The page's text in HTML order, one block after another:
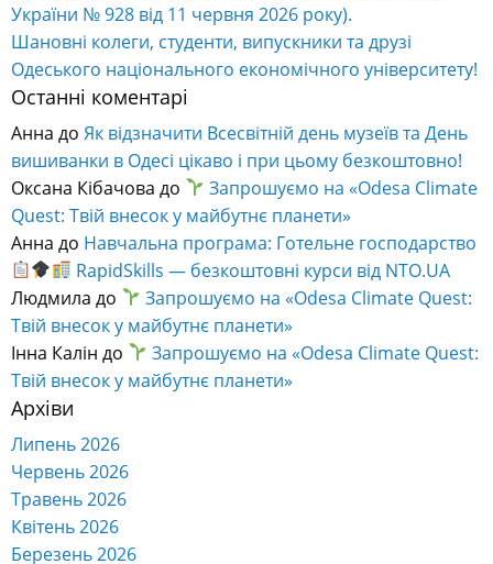
України № 928 від 11 червня 2026 року).
Шановні колеги, студенти, випускники та друзі
Одеського національного економічного університету!
Останні коментарі
Анна до Як відзначити Всесвітній день музеїв та День
вишиванки в Одесі цікаво і при цьому безкоштовно!
Оксана Кібачова до
Запрошуємо на «Odesa Climate
Quest: Твій внесок у майбутнє планети»
Анна до Навчальна програма: Готельне господарство
RapidSkills — безкоштовні курси від NTO.UA
Людмила до
Запрошуємо на «Odesa Climate Quest:
Твій внесок у майбутнє планети»
Інна Калін до
Запрошуємо на «Odesa Climate Quest:
Твій внесок у майбутнє планети»
Архіви
Липень 2026
Червень 2026
Травень 2026
Квітень 2026
Березень 2026